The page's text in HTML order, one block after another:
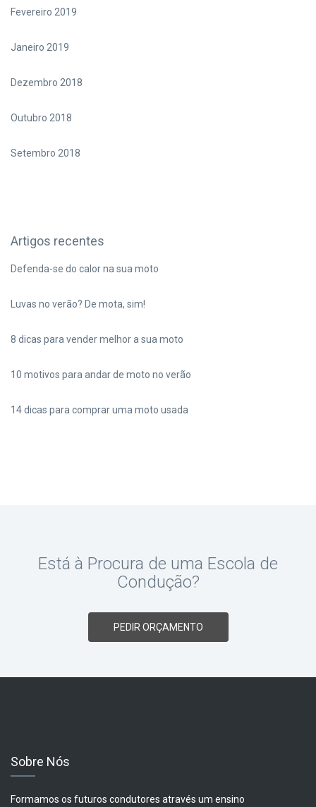
Fevereiro 2019
Janeiro 2019
Dezembro 2018
Outubro 2018
Setembro 2018
Artigos recentes
Defenda-se do calor na sua moto
Luvas no verão? De mota, sim!
8 dicas para vender melhor a sua moto
10 motivos para andar de moto no verão
14 dicas para comprar uma moto usada
Está à Procura de uma Escola de
Condução?
PEDIR ORÇAMENTO
Sobre Nós
Formamos os futuros condutores através um ensino